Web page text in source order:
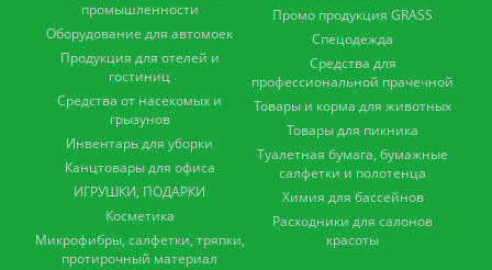
промышленности
Оборудование для автомоек
Продукция для отелей и
гостиниц
Средства от насекомых и
грызунов
Инвентарь для уборки
Канцтовары для офиса
ИГРУШКИ, ПОДАРКИ
Косметика
Микрофибры, салфетки, тряпки,
протирочный материал
Промо продукция GRASS
Спецодежда
Средства для
профессиональной прачечной
Товары и корма для животных
Товары для пикника
Туалетная бумага, бумажные
салфетки и полотенца
Химия для бассейнов
Расходники для салонов
красоты